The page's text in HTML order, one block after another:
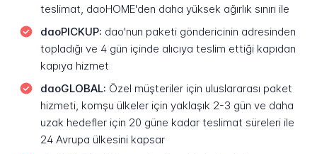
teslimat, daoHOME'den daha yüksek ağırlık sınırı ile
daoPICKUP: dao'nun paketi göndericinin adresinden
topladığı ve 4 gün içinde alıcıya teslim ettiği kapıdan
kapıya hizmet
daoGLOBAL: Özel müşteriler için uluslararası paket
hizmeti, komşu ülkeler için yaklaşık 2-3 gün ve daha
uzak hedefler için 20 güne kadar teslimat süreleri ile
24 Avrupa ülkesini kapsar